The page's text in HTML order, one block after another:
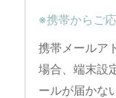
※携帯からご
携帯メールア
場合、端末設
ールが届かな